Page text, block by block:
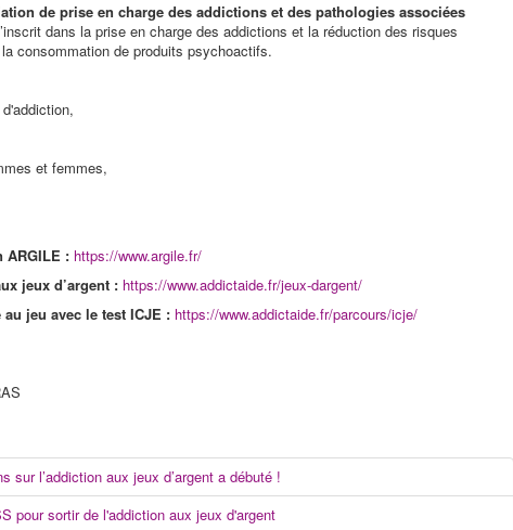
de prise en charge des addictions et des pathologies associées
dans la prise en charge des addictions et la réduction des risques
consommation de produits psychoactifs.
et femmes,
ARGILE : https://www.argile.fr/
jeux d’argent : https://www.addictaide.fr/jeux-dargent/
jeu avec le test ICJE : https://www.addictaide.fr/parcours/icje/
sur l’addiction aux jeux d’argent a débuté !
pour sortir de l'addiction aux jeux d'argent